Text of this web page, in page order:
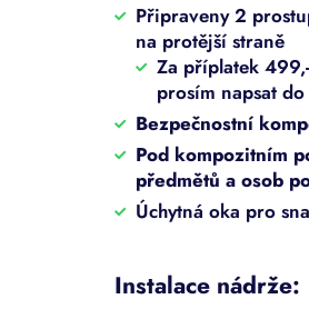
Připraveny 2
na protější straně
Za příplatek
prosím napsat
Bezpečnostní
Pod kompozitním
předmětů a osob
Úchytná oka pro
Instalace nádrže: